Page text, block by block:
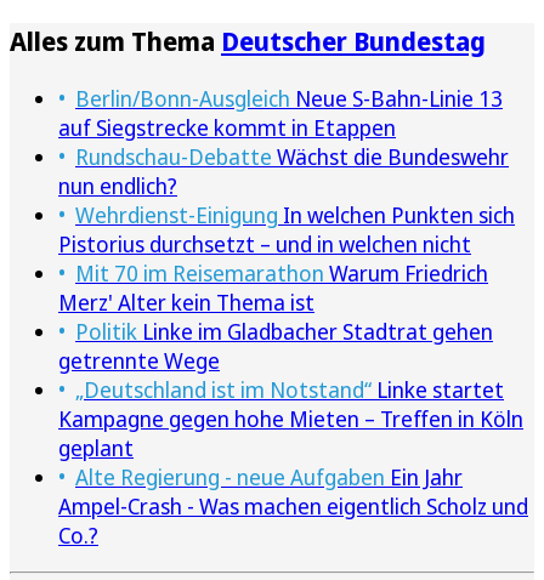
Alles zum Thema Deutscher Bundestag
Berlin/Bonn-Ausgleich Neue S-Bahn-Linie 13
auf Siegstrecke kommt in Etappen
Rundschau-Debatte Wächst die Bundeswehr
nun endlich?
Wehrdienst-Einigung In welchen Punkten sich
Pistorius durchsetzt – und in welchen nicht
Mit 70 im Reisemarathon Warum Friedrich
Merz' Alter kein Thema ist
Politik Linke im Gladbacher Stadtrat gehen
getrennte Wege
„Deutschland ist im Notstand“ Linke startet
Kampagne gegen hohe Mieten – Treffen in Köln
geplant
Alte Regierung - neue Aufgaben Ein Jahr
Ampel-Crash - Was machen eigentlich Scholz und
Co.?